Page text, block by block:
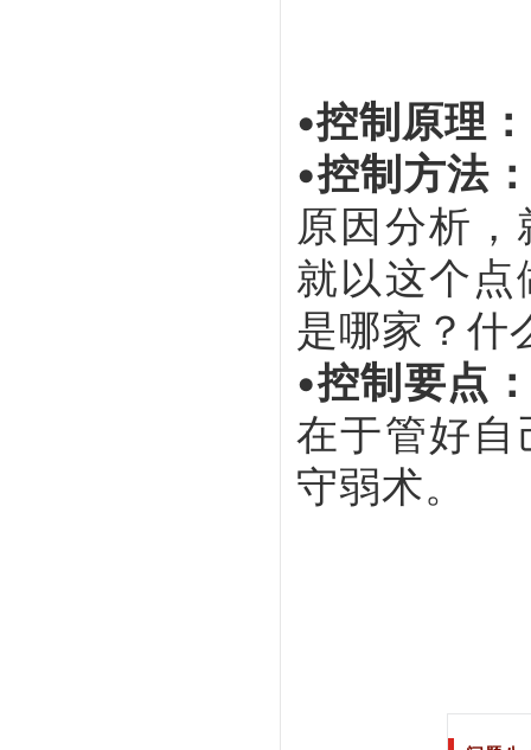
•控制原理：
•控制方法
原因分析
就以这个
是哪家？什
•控制要点
在于管好
守弱术。